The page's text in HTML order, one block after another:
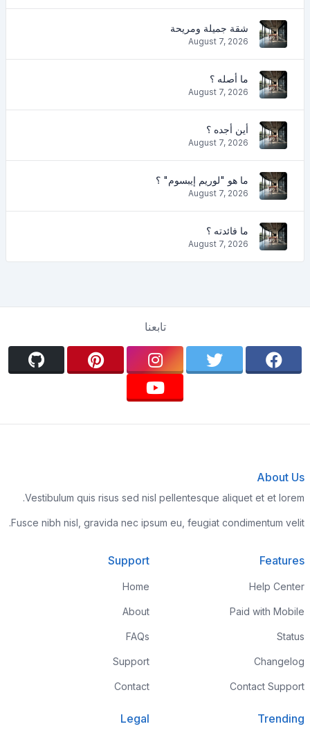
شقة جميلة ومريحة
August 7, 2026
ما أصله ؟
August 7, 2026
أين أجده ؟
August 7, 2026
ما هو "لوريم إيبسوم" ؟
August 7, 2026
ما فائدته ؟
August 7, 2026
تابعنا
About Us
Vestibulum quis risus sed nisl pellentesque aliquet et et lorem.
Fusce nibh nisl, gravida nec ipsum eu, feugiat condimentum velit.
Features
Help Center
Paid with Mobile
Status
Changelog
Contact Support
Support
Home
About
FAQs
Support
Contact
Trending
Legal